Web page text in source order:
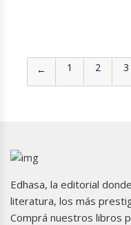
← 1 2 3
Edhasa, la editorial
literatura, los más
Comprá nuestros libros